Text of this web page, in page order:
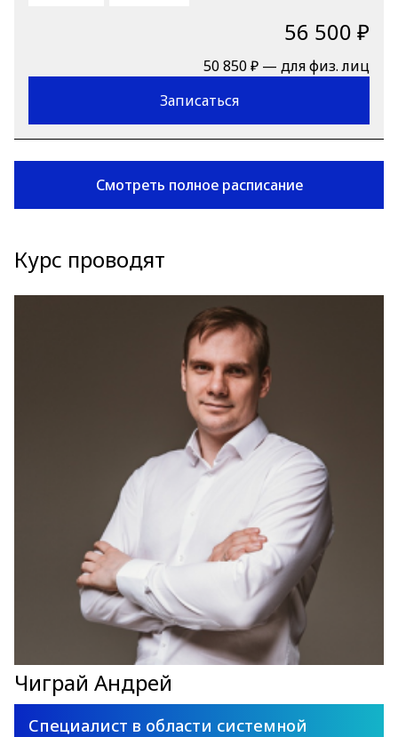
56 500 ₽
50 850 ₽ — для физ. лиц
Записаться
Смотреть полное расписание
Курс проводят
Чиграй Андрей
Специалист в области системной